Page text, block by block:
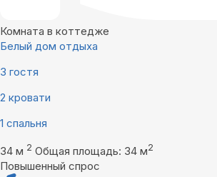
Комната в коттедже
Белый дом отдыха
3 гостя
2 кровати
1 спальня
34 м 2 Общая площадь: 34 м2
Повышенный спрос